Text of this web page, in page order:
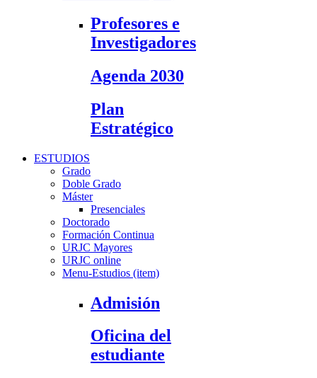
Profesores e
Investigadores
Agenda 2030
Plan
Estratégico
ESTUDIOS
Grado
Doble Grado
Máster
Presenciales
Doctorado
Formación Continua
URJC Mayores
URJC online
Menu-Estudios (item)
Admisión
Oficina del
estudiante